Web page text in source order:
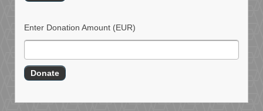
Enter Donation Amount (EUR)